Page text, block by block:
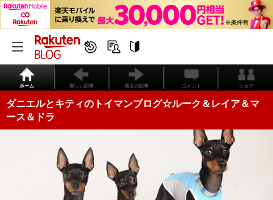
ホーム 新しい記事 過去の記事 コメント シェア
ダニエルとキティのトイマンブログ☆ルーク＆レイア＆マ
ース＆ドラ